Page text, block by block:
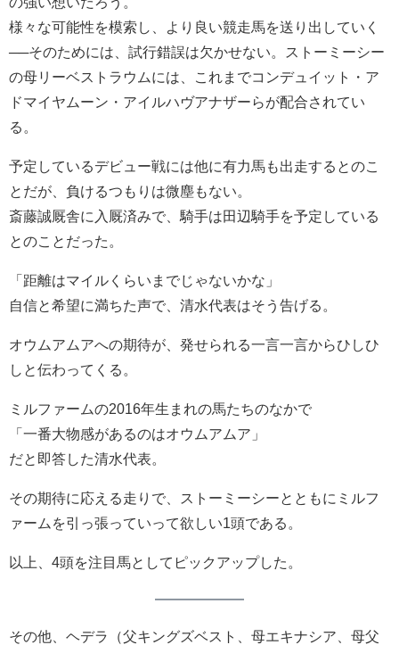
様々な可能性を模索し、より良い競走馬を送り出していく
──そのためには、試行錯誤は欠かせない。ストーミーシー
の母リーベストラウムには、これまでコンデュイット・ア
ドマイヤムーン・アイルハヴアナザーらが配合されてい
る。
予定しているデビュー戦には他に有力馬も出走するとのこ
とだが、負けるつもりは微塵もない。
斎藤誠厩舎に入厩済みで、騎手は田辺騎手を予定している
とのことだった。
「距離はマイルくらいまでじゃないかな」
自信と希望に満ちた声で、清水代表はそう告げる。
オウムアムアへの期待が、発せられる一言一言からひしひ
しと伝わってくる。
ミルファームの2016年生まれの馬たちのなかで
「一番大物感があるのはオウムアムア」
だと即答した清水代表。
その期待に応える走りで、ストーミーシーとともにミルフ
ァームを引っ張っていって欲しい1頭である。
以上、4頭を注目馬としてピックアップした。
その他、ヘデラ（父キングズベスト、母エキナシア、母父